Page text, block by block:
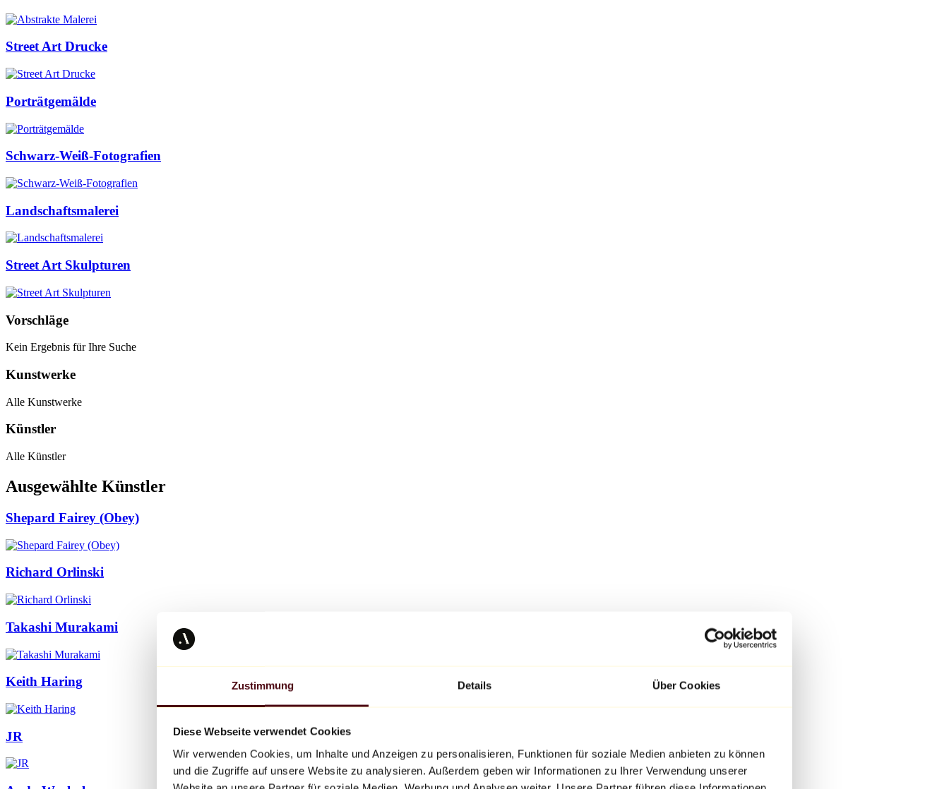
Zustimmung Details Über Cookies
Diese Webseite verwendet Cookies
Wir verwenden Cookies, um Inhalte und Anzeigen zu personalisieren, Funktionen für soziale Medien anbieten zu können
und die Zugriffe auf unsere Website zu analysieren. Außerdem geben wir Informationen zu Ihrer Verwendung unserer
Street Art Drucke
Porträtgemälde
Schwarz-Weiß-Fotografien
Landschaftsmalerei
Street Art Skulpturen
Vorschläge
Kein Ergebnis für Ihre Suche
Kunstwerke
Alle Kunstwerke
Künstler
Alle Künstler
Ausgewählte Künstler
Shepard Fairey (Obey)
Richard Orlinski
Takashi Murakami
Keith Haring
JR